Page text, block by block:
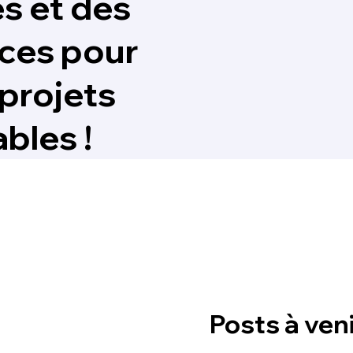
pour
!
Posts à